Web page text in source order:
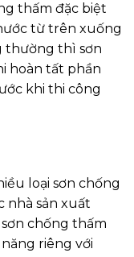
thấm đặc biệt
từ trên xuống
thường thì sơn
hoàn tất phần
khi thi công
loại sơn chống
nhà sản xuất
chống thấm
riêng với